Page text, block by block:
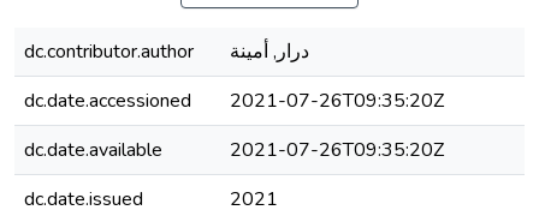
dc.contributor.author
درار, أمينة
dc.date.accessioned
2021-07-26T09:35:20Z
dc.date.available
2021-07-26T09:35:20Z
dc.date.issued
2021